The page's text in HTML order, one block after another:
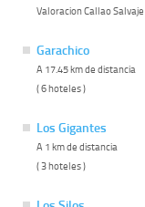
Valoracion Callao Salvaje
Garachico
A 17.45 km de distancia
( 6 hoteles )
Los Gigantes
A 1 km de distancia
( 3 hoteles )